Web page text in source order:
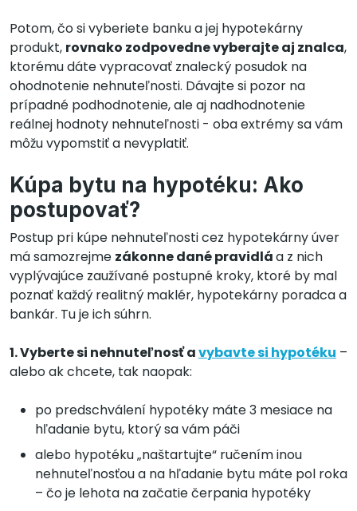
Potom, čo si vyberiete banku a jej hypotekárny
produkt, rovnako zodpovedne vyberajte aj znalca,
ktorému dáte vypracovať znalecký posudok na
ohodnotenie nehnuteľnosti. Dávajte si pozor na
prípadné podhodnotenie, ale aj nadhodnotenie
reálnej hodnoty nehnuteľnosti - oba extrémy sa vám
môžu vypomstiť a nevyplatiť.
Kúpa bytu na hypotéku: Ako
postupovať?
Postup pri kúpe nehnuteľnosti cez hypotekárny úver
má samozrejme zákonne dané pravidláa z nich
vyplývajúce zaužívané postupné kroky, ktoré by mal
poznať každý realitný maklér, hypotekárny poradca a
bankár. Tu je ich súhrn.
1. Vyberte si nehnuteľnosť avybavte si hypotéku –
alebo ak chcete, tak naopak:
po predschválení hypotéky máte 3 mesiace na
hľadanie bytu, ktorý sa vám páči
alebo hypotéku „naštartujte“ ručením inou
nehnuteľnosťou a na hľadanie bytu máte pol roka
– čo je lehota na začatie čerpania hypotéky